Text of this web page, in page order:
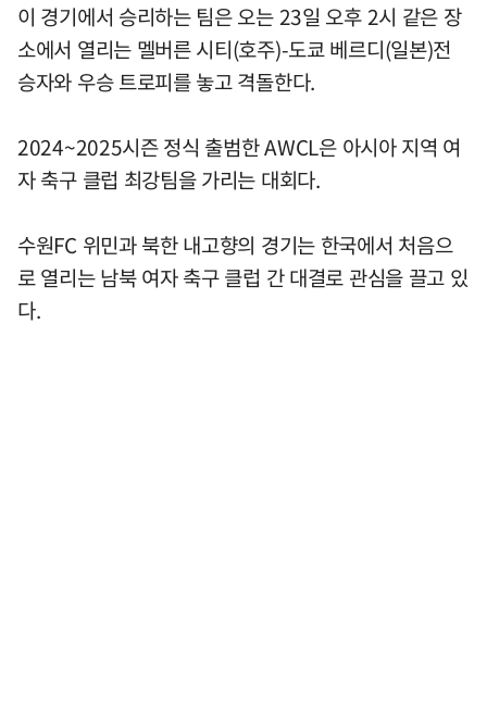
이 경기에서 승리하는 팀은 오는 23일 오후 2시 같은 장
소에서 열리는 멜버른 시티(호주)-도쿄 베르디(일본)전
승자와 우승 트로피를 놓고 격돌한다.
2024~2025시즌 정식 출범한 AWCL은 아시아 지역 여
자 축구 클럽 최강팀을 가리는 대회다.
수원FC 위민과 북한 내고향의 경기는 한국에서 처음으
로 열리는 남북 여자 축구 클럽 간 대결로 관심을 끌고 있
다.